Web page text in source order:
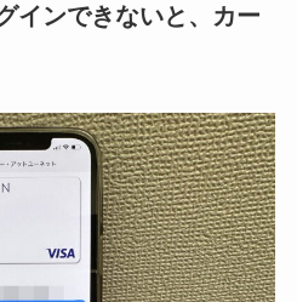
インできないと、カー